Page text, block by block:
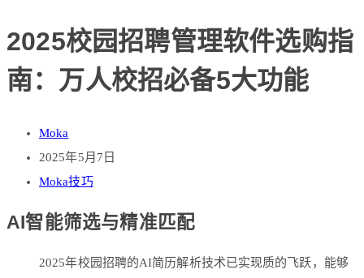
2025校园招聘管理软件选购指
南：万人校招必备5大功能
Moka
2025年5月7日
Moka技巧
AI智能筛选与精准匹配
2025年校园招聘的AI简历解析技术已实现质的飞跃，能够